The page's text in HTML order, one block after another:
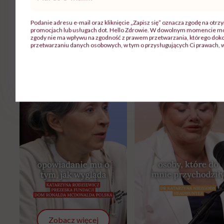
Rolki
Zobacz więcej
mail*
Podanie adresu e-mail oraz kliknięcie „Zapisz się” oznacza zgodę na
promocjach lub usługach dot. Hello Zdrowie. W dowolnym momencie
zgody nie ma wpływu na zgodność z prawem przetwarzania, którego
przetwarzaniu danych osobowych, w tym o przysługujących Ci prawach,